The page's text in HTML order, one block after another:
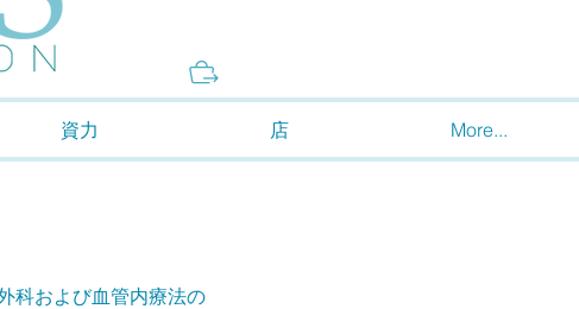
資力 店 More...
科および血管内療法の